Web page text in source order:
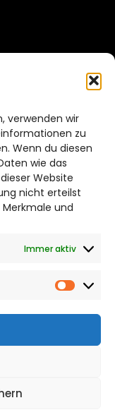
verwenden wir
zu
Wenn du diesen
wie das
Website
nicht erteilst
und
Immer aktiv